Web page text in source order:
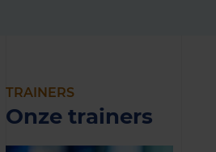
TRAINERS
Onze trainers